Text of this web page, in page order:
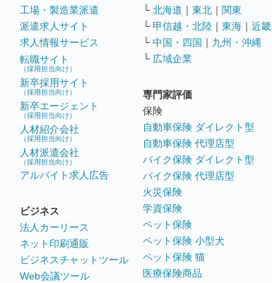
工場・製造業派遣
派遣求人サイト
求人情報サービス
転職サイト
（採用担当向け）
新卒採用サイト
（採用担当向け）
新卒エージェント
（採用担当向け）
人材紹介会社
（採用担当向け）
人材派遣会社
（採用担当向け）
アルバイト求人広告
ビジネス
法人カーリース
ネット印刷通販
ビジネスチャットツール
Web会議ツール
└ 北海道 ｜ 東北 ｜ 関東
└ 甲信越・北陸 ｜ 東海 ｜ 近畿
└ 中国・四国 ｜ 九州・沖縄
└ 広域企業
専門家評価
保険
自動車保険 ダイレクト型
自動車保険 代理店型
バイク保険 ダイレクト型
バイク保険 代理店型
火災保険
学資保険
ペット保険
ペット保険 小型犬
ペット保険 猫
医療保険商品